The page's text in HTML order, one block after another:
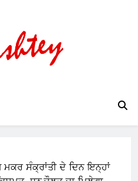
ਮਕਰ ਸੰਕ੍ਰਾਂਤੀ ਦੇ ਦਿਨ ਇਨ੍ਹਾਂ